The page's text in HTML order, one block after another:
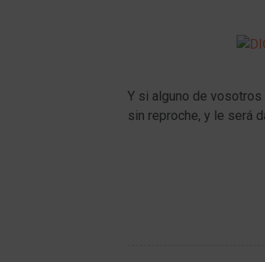
Y si alguno de
sin reproche, y le será